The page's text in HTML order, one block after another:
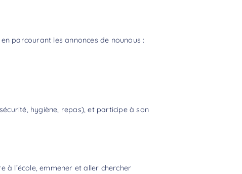
parcourant les annonces de nounous :
hygiène, repas), et participe à son
l’école, emmener et aller chercher